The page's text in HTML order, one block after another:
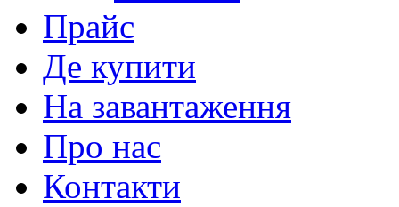
Прайс
Де купити
На завантаження
Про нас
Контакти